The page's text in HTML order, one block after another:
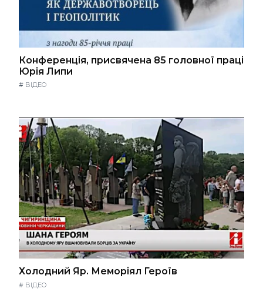
Конференція, присвячена 85 головної праці
Юрія Липи
# ВІДЕО
Холодний Яр. Меморіял Героїв
# ВІДЕО